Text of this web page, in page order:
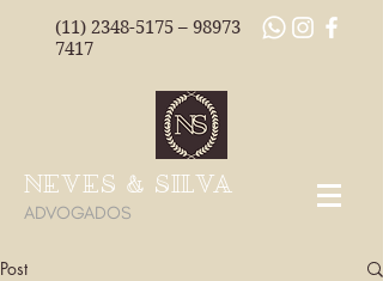
(11) 2348-5175 – 98973
7417
NEVES & SILVA
ADVOGADOS
Post